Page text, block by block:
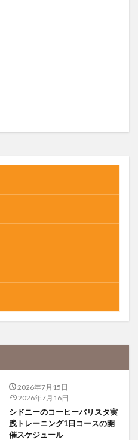
2026年7月15日
2026年7月16日
シドニーのコーヒーバリスタ実
践トレーニング1日コースの開
催スケジュール